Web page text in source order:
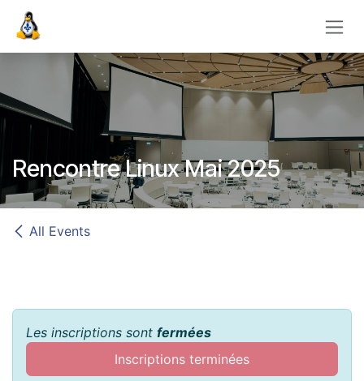
Skip to Content
Rencontre Linux Mai 2025
All Events
Les inscriptions sont fermées
Inscriptions terminées